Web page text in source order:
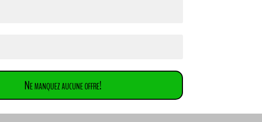
Ne manquez aucune offre!